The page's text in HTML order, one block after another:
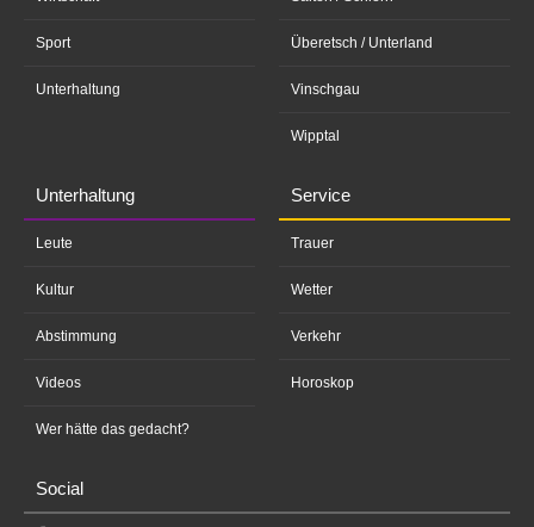
Sport
Unterhaltung
Überetsch / Unterland
Vinschgau
Wipptal
Unterhaltung
Leute
Kultur
Abstimmung
Videos
Wer hätte das gedacht?
Service
Trauer
Wetter
Verkehr
Horoskop
Social